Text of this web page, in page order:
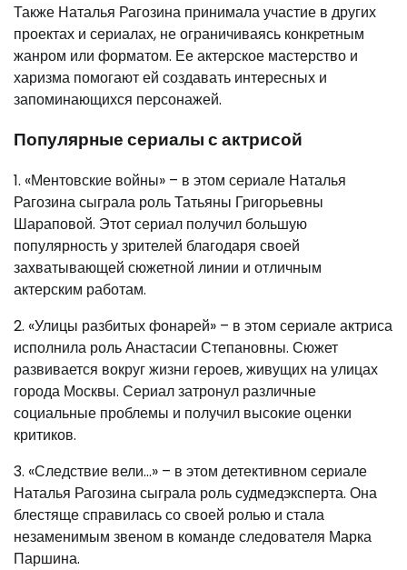
Также Наталья Рагозина принимала участие в других
проектах и сериалах, не ограничиваясь конкретным
жанром или форматом. Ее актерское мастерство и
харизма помогают ей создавать интересных и
запоминающихся персонажей.
Популярные сериалы с актрисой
1. «Ментовские войны» – в этом сериале Наталья
Рагозина сыграла роль Татьяны Григорьевны
Шараповой. Этот сериал получил большую
популярность у зрителей благодаря своей
захватывающей сюжетной линии и отличным
актерским работам.
2. «Улицы разбитых фонарей» – в этом сериале актриса
исполнила роль Анастасии Степановны. Сюжет
развивается вокруг жизни героев, живущих на улицах
города Москвы. Сериал затронул различные
социальные проблемы и получил высокие оценки
критиков.
3. «Следствие вели…» – в этом детективном сериале
Наталья Рагозина сыграла роль судмедэксперта. Она
блестяще справилась со своей ролью и стала
незаменимым звеном в команде следователя Марка
Паршина.